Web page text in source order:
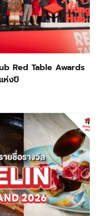
Red Table Awards
ห่งปี